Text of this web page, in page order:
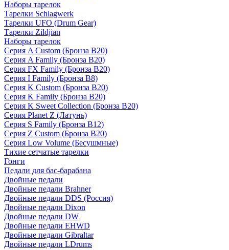
Наборы тарелок
Тарелки Schlagwerk
Тарелки UFO (Drum Gear)
Тарелки Zildjian
Наборы тарелок
Серия A Custom (Бронза B20)
Серия A Family (Бронза B20)
Серия FX Family (Бронза B20)
Серия I Family (Бронза B8)
Серия K Custom (Бронза B20)
Серия K Family (Бронза B20)
Серия K Sweet Collection (Бронза B20)
Серия Planet Z (Латунь)
Серия S Family (Бронза B12)
Серия Z Custom (Бронза B20)
Серия Low Volume (Бесушмные)
Тихие сетчатые тарелки
Гонги
Педали для бас-барабана
Двойные педали
Двойные педали Brahner
Двойные педали DDS (Россия)
Двойные педали Dixon
Двойные педали DW
Двойные педали EHWD
Двойные педали Gibraltar
Двойные педали LDrums